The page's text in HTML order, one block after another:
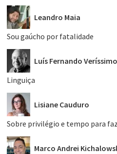
Leandro Maia
Sou gaúcho por fatalidade
Luís Fernando Veríssimo
Linguiça
Lisiane Cauduro
Sobre privilégio e tempo para
Marco Andrei